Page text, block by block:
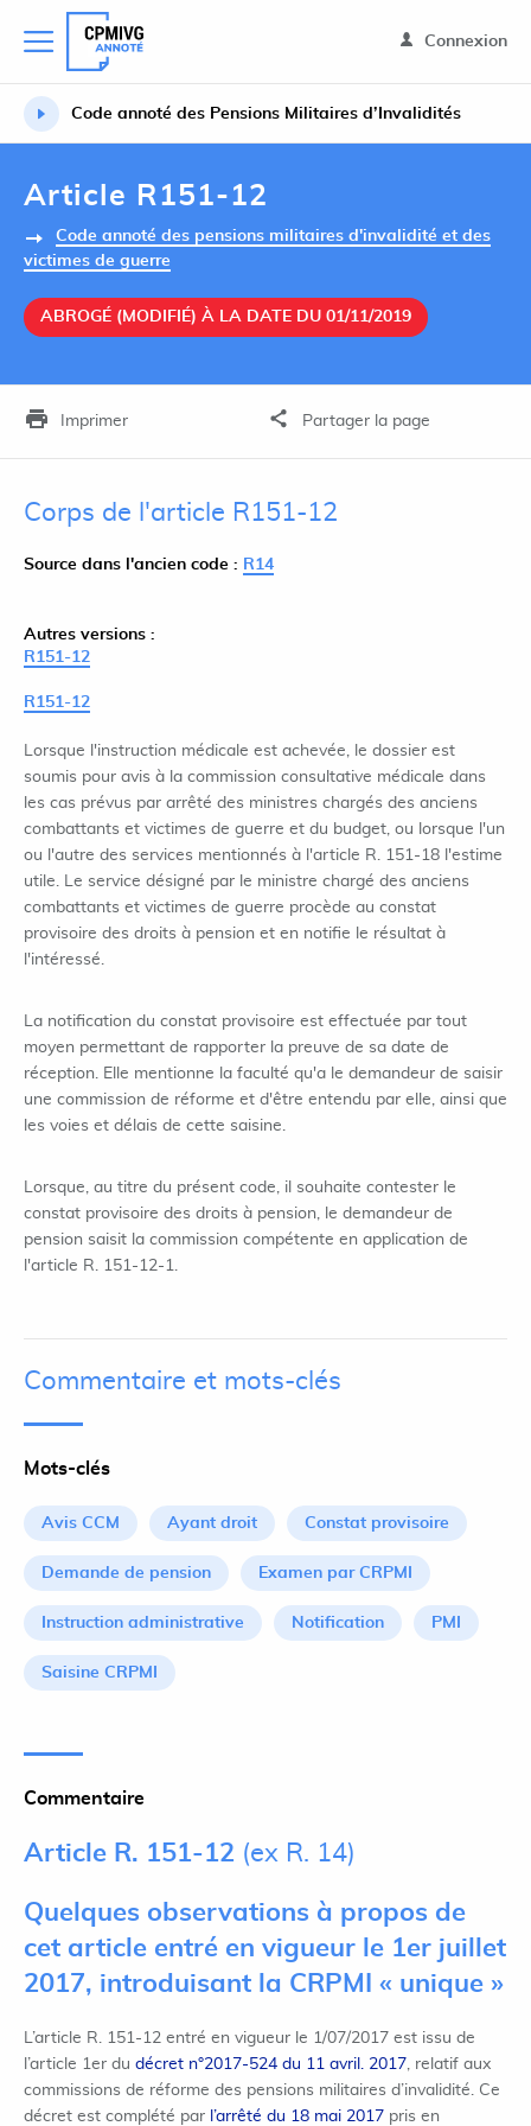
Connexion
Code annoté des Pensions Militaires d’Invalidités
Article R151-12
Code annoté des pensions militaires d'invalidité et des
victimes de guerre
ABROGÉ (MODIFIÉ) À LA DATE DU 01/11/2019
Imprimer Partager la page
Corps de l'article R151-12
Source dans l'ancien code : R14
Autres versions :
R151-12
R151-12
Lorsque l'instruction médicale est achevée, le dossier est
soumis pour avis à la commission consultative médicale dans
les cas prévus par arrêté des ministres chargés des anciens
combattants et victimes de guerre et du budget, ou lorsque l'un
ou l'autre des services mentionnés à l'article R. 151-18 l'estime
utile. Le service désigné par le ministre chargé des anciens
combattants et victimes de guerre procède au constat
provisoire des droits à pension et en notifie le résultat à
l'intéressé.
La notification du constat provisoire est effectuée par tout
moyen permettant de rapporter la preuve de sa date de
réception. Elle mentionne la faculté qu'a le demandeur de saisir
une commission de réforme et d'être entendu par elle, ainsi que
les voies et délais de cette saisine.
Lorsque, au titre du présent code, il souhaite contester le
constat provisoire des droits à pension, le demandeur de
pension saisit la commission compétente en application de
l'article R. 151-12-1.
Commentaire et mots-clés
Mots-clés
Avis CCM Ayant droit Constat provisoire
Demande de pension Examen par CRPMI
Instruction administrative Notification PMI
Saisine CRPMI
Commentaire
Article R. 151-12 (ex R. 14)
Quelques observations à propos de
cet article entré en vigueur le 1er juillet
2017, introduisant la CRPMI « unique »
L’article R. 151-12 entré en vigueur le 1/07/2017 est issu de
l’article 1er du décret n°2017-524 du 11 avril. 2017, relatif aux
commissions de réforme des pensions militaires d’invalidité. Ce
décret est complété par l’arrêté du 18 mai 2017 pris en